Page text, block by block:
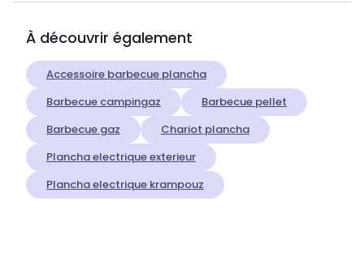
À découvrir également
Accessoire barbecue plancha
Barbecue campingaz
Barbecue pellet
Barbecue gaz
Chariot plancha
Plancha electrique exterieur
Plancha electrique krampouz